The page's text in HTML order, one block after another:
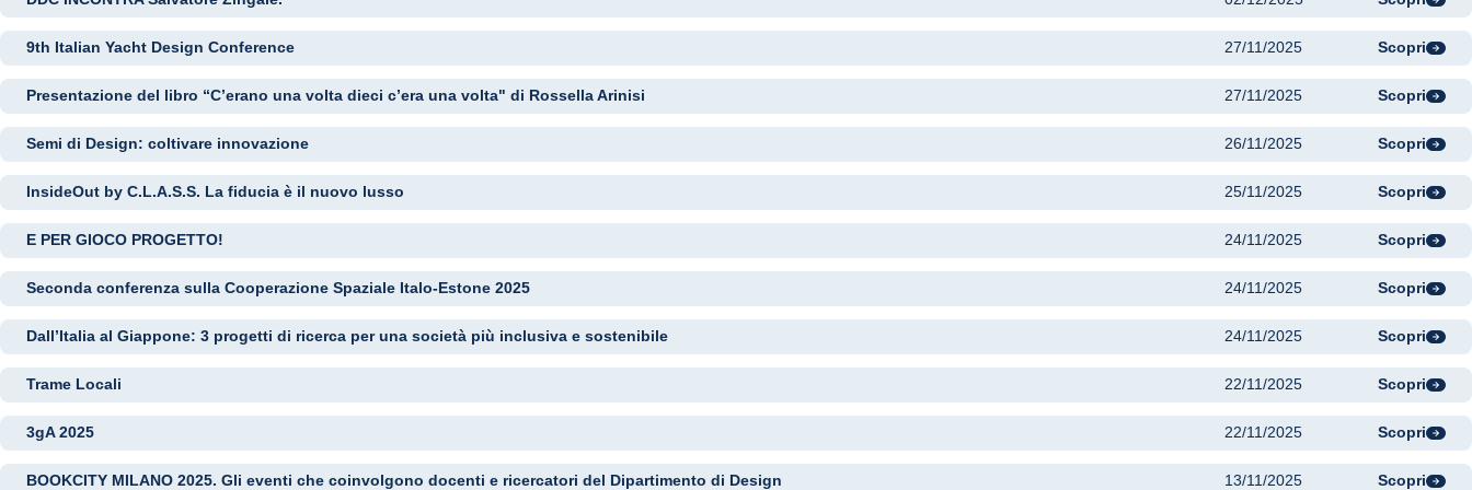
9th Italian Yacht Design Conference 27/11/2025 Scopri
Presentazione del libro “C’erano una volta dieci c’era una volta" di Rossella Arinisi 27/11/2025 Scopri
Semi di Design: coltivare innovazione 26/11/2025 Scopri
InsideOut by C.L.A.S.S. La fiducia è il nuovo lusso 25/11/2025 Scopri
E PER GIOCO PROGETTO! 24/11/2025 Scopri
Seconda conferenza sulla Cooperazione Spaziale Italo-Estone 2025 24/11/2025 Scopri
Dall’Italia al Giappone: 3 progetti di ricerca per una società più inclusiva e sostenibile 24/11/2025 Scopri
Trame Locali 22/11/2025 Scopri
3gA 2025 22/11/2025 Scopri
BOOKCITY MILANO 2025. Gli eventi che coinvolgono docenti e ricercatori del Dipartimento di Design 13/11/2025 Scopri